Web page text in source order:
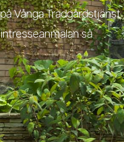
Vånga Trädgårdstjänst
så